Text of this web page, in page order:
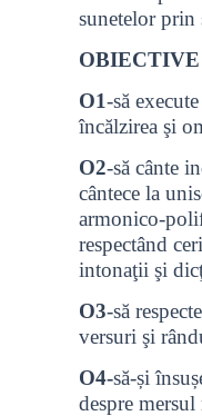
sunetelor prin
O1-să
încălzirea şi
O2-să cânte
cântece la
armonico-
respectând
intonaţii şi
O3-să
versuri şi
O4-să-și
despre